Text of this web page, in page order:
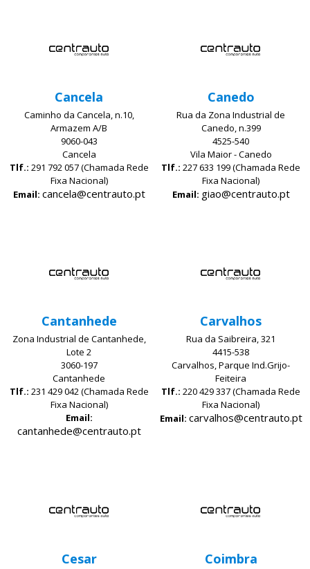
Cancela
Caminho da Cancela, n.10,
Armazem A/B
9060-043
Cancela
Tlf.: 291 792 057 (Chamada Rede
Fixa Nacional)
Email: cancela@centrauto.pt
Canedo
Rua da Zona Industrial de
Canedo, n.399
4525-540
Vila Maior - Canedo
Tlf.:227 633 199 (Chamada Rede
Fixa Nacional)
Email: giao@centrauto.pt
Cantanhede
Zona Industrial de Cantanhede,
Lote 2
3060-197
Cantanhede
Tlf.: 231 429 042 (Chamada Rede
Fixa Nacional)
Email:
cantanhede@centrauto.pt
Carvalhos
Rua da Saibreira, 321
4415-538
Carvalhos, Parque Ind.Grijo-
Feiteira
Tlf.:220 429 337 (Chamada Rede
Fixa Nacional)
Email: carvalhos@centrauto.pt
Cesar Coimbra